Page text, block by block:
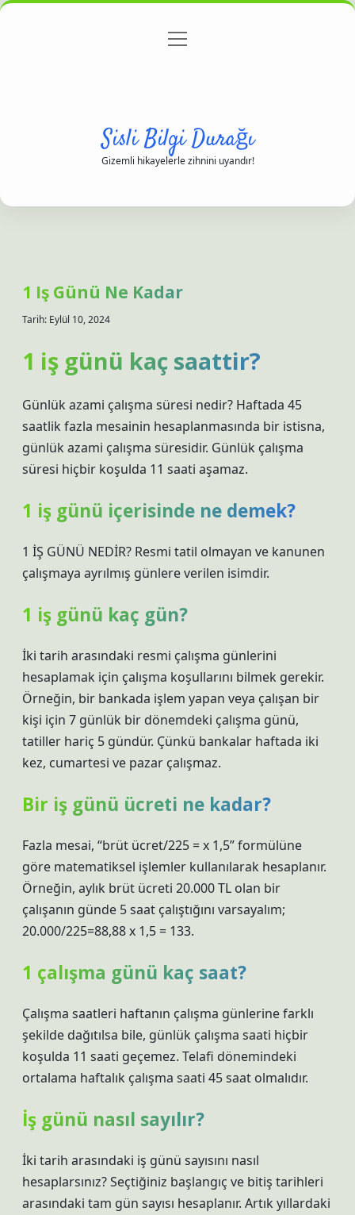
Gizlilik Politikası
menüyü
Sisli Bilgi Durağı
Gizemli hikayelerle zihnini uyandır!
1 Iş Günü Ne Kadar
Tarih: Eylül 10, 2024
1 iş günü kaç saattir?
Günlük azami çalışma süresi nedir? Haftada 45
saatlik fazla mesainin hesaplanmasında bir istisna,
günlük azami çalışma süresidir. Günlük çalışma
süresi hiçbir koşulda 11 saati aşamaz.
1 iş günü içerisinde ne demek?
1 İŞ GÜNÜ NEDİR? Resmi tatil olmayan ve kanunen
çalışmaya ayrılmış günlere verilen isimdir.
1 iş günü kaç gün?
İki tarih arasındaki resmi çalışma günlerini
hesaplamak için çalışma koşullarını bilmek gerekir.
Örneğin, bir bankada işlem yapan veya çalışan bir
kişi için 7 günlük bir dönemdeki çalışma günü,
tatiller hariç 5 gündür. Çünkü bankalar haftada iki
kez, cumartesi ve pazar çalışmaz.
Bir iş günü ücreti ne kadar?
Fazla mesai, “brüt ücret/225 = x 1,5” formülüne
göre matematiksel işlemler kullanılarak hesaplanır.
Örneğin, aylık brüt ücreti 20.000 TL olan bir
çalışanın günde 5 saat çalıştığını varsayalım;
20.000/225=88,88 x 1,5 = 133.
1 çalışma günü kaç saat?
Çalışma saatleri haftanın çalışma günlerine farklı
şekilde dağıtılsa bile, günlük çalışma saati hiçbir
koşulda 11 saati geçemez. Telafi dönemindeki
ortalama haftalık çalışma saati 45 saat olmalıdır.
İş günü nasıl sayılır?
İki tarih arasındaki iş günü sayısını nasıl
hesaplarsınız? Seçtiğiniz başlangıç ​​ve bitiş tarihleri ​​
arasındaki tam gün sayısı hesaplanır. Artık yıllardaki